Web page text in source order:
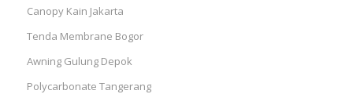
Canopy Kain Jakarta
Tenda Membrane Bogor
Awning Gulung Depok
Polycarbonate Tangerang